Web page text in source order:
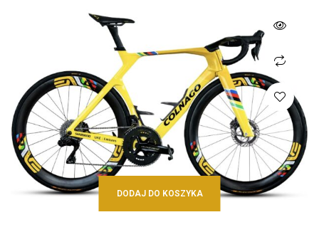
DODAJ DO KOSZYKA